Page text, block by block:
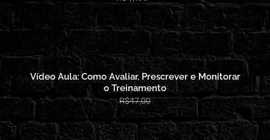
Vídeo Aula: Como Avaliar, Prescrever e Monitorar
o Treinamento
R$47,00